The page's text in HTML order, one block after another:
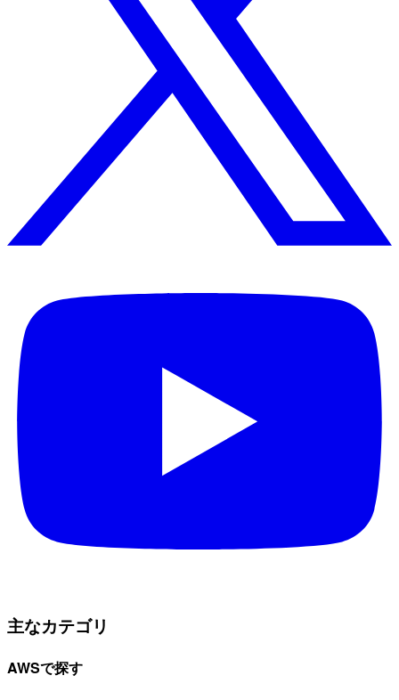
主なカテゴリ
AWSで探す